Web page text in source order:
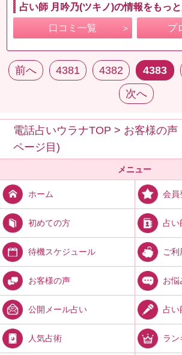
占い師 月吟乃(ツキノ)の情報をもっ
口コミ一覧 プ
前へ 4381 4382 4383
次へ
電話占いウラナTOP > お客様の声
ページ目)
メニュー
ホーム 会員
初めての方 占い
待機スケジュール ご
お客様の声 お悩
公開メール占い 占い
人気占術 ラン